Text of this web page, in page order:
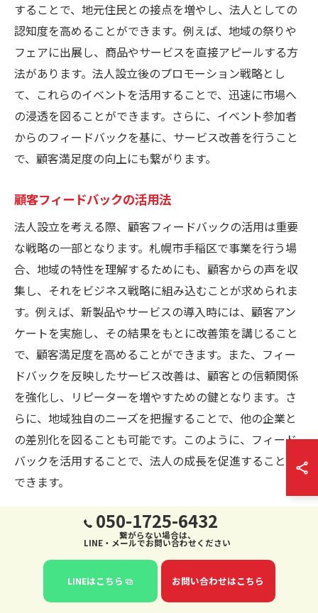
することで、地元住民との接点を増やし、法人としての
認知度を高めることができます。例えば、地域の祭りや
フェアに出展し、商品やサービスを直接アピールする方
法があります。法人設立後のプロモーション戦略とし
て、これらのイベントを活用することで、迅速に市場へ
の浸透を図ることができます。さらに、イベント参加者
からのフィードバックを基に、サービス改善を行うこと
で、顧客満足度の向上にも繋がります。
顧客フィードバックの活用法
法人設立を考える際、顧客フィードバックの活用は重要
な戦略の一部となります。札幌市手稲区で事業を行う場
合、地域の特性を理解するためにも、顧客からの声を収
集し、それをビジネス戦略に組み込むことが求められま
す。例えば、新製品やサービスの導入時には、顧客アン
ケートを実施し、その結果をもとに改善策を講じること
で、顧客満足度を高めることができます。また、フィー
ドバックを反映したサービス改善は、顧客との信頼関係
を強化し、リピーターを増やすための鍵となります。さ
らに、地域独自のニーズを把握することで、他の企業と
の差別化を図ることも可能です。このように、フィード
バックを活用することで、法人の成長を促進することが
できます。
製品・サービスの地域適応戦略
札幌市手稲区で法人を設立する際には、地域特性を理解
し、それに適応した製品・サービス戦略を立てることが
求められます。地元の市場ニーズを把握することで、よ
050-1725-6432
繋がらない場合は、
LINE・メールでお問い合わせください
LINEはこちら お問い合わせはこちら